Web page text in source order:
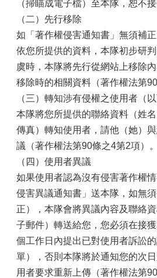
（掃瞄成電子檔）至本隊，恕不
（二）先行移除
如「著作權侵害通知書」無須補
依您所提供的資料，本隊初步研
虞時，本隊將先行從網站上移除
移除時的相關資料（著作權法第90
（三）轉知涉有侵權之使用者（
本隊將您所提供的聯絡資料（姓名
傳真）轉知使用者，請他（她）
議（著作權法第90條之4第2項）。
（四）使用者異議
如果使用者認為沒有侵害著作權
侵害異議通知書」送本隊，如無
正），本隊會將異議內容及聯絡
子郵件）轉送給您，您必須在接
個工作日內提出已對使用者訴訟
單），否則本隊將於通知您的次
用者要求重新上傳（著作權法第90